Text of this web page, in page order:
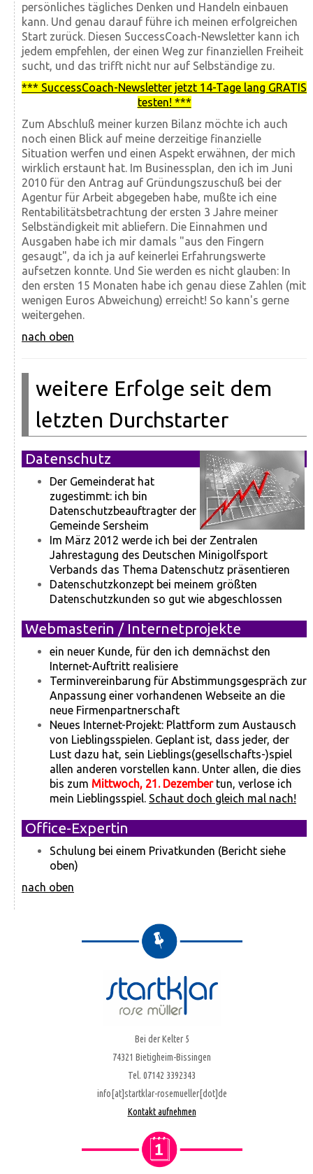
persönliches tägliches Denken und Handeln einbauen
kann. Und genau darauf führe ich meinen erfolgreichen
Start zurück. Diesen SuccessCoach-Newsletter kann ich
jedem empfehlen, der einen Weg zur finanziellen Freiheit
sucht, und das trifft nicht nur auf Selbständige zu.
*** SuccessCoach-Newsletter jetzt 14-Tage lang GRATIS
testen! ***
Zum Abschluß meiner kurzen Bilanz möchte ich auch
noch einen Blick auf meine derzeitige finanzielle
Situation werfen und einen Aspekt erwähnen, der mich
wirklich erstaunt hat. Im Businessplan, den ich im Juni
2010 für den Antrag auf Gründungszuschuß bei der
Agentur für Arbeit abgegeben habe, mußte ich eine
Rentabilitätsbetrachtung der ersten 3 Jahre meiner
Selbständigkeit mit abliefern. Die Einnahmen und
Ausgaben habe ich mir damals "aus den Fingern
gesaugt", da ich ja auf keinerlei Erfahrungswerte
aufsetzen konnte. Und Sie werden es nicht glauben: In
den ersten 15 Monaten habe ich genau diese Zahlen (mit
wenigen Euros Abweichung) erreicht! So kann's gerne
weitergehen.
nach oben
weitere Erfolge seit dem
letzten Durchstarter
Datenschutz
Der Gemeinderat hat
zugestimmt: ich bin
Datenschutzbeauftragter der
Gemeinde Sersheim
Im März 2012 werde ich bei der Zentralen
Jahrestagung des Deutschen Minigolfsport
Verbands das Thema Datenschutz präsentieren
Datenschutzkonzept bei meinem größten
Datenschutzkunden so gut wie abgeschlossen
Webmasterin / Internetprojekte
ein neuer Kunde, für den ich demnächst den
Internet-Auftritt realisiere
Terminvereinbarung für Abstimmungsgespräch zur
Anpassung einer vorhandenen Webseite an die
neue Firmenpartnerschaft
Neues Internet-Projekt: Plattform zum Austausch
von Lieblingsspielen. Geplant ist, dass jeder, der
Lust dazu hat, sein Lieblings(gesellschafts-)spiel
allen anderen vorstellen kann. Unter allen, die dies
bis zum Mittwoch, 21. Dezember tun, verlose ich
mein Lieblingsspiel. Schaut doch gleich mal nach!
Office-Expertin
Schulung bei einem Privatkunden (Bericht siehe
oben)
nach oben
Bei der Kelter 5
74321 Bietigheim-Bissingen
Tel. 07142 3392343
info[at]startklar-rosemueller[dot]de
Kontakt aufnehmen